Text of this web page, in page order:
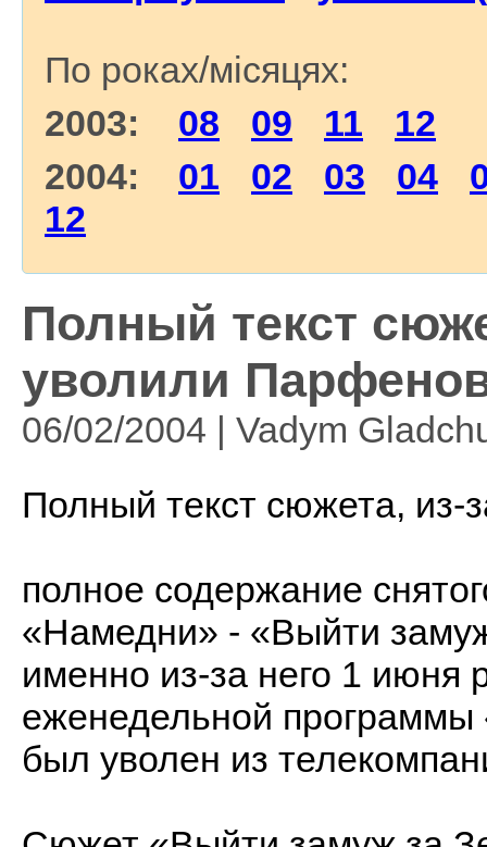
По роках/місяцях:
2003: 08 09 11
12
2004: 01 02 03 04
12
Полный текст
уволили
06/02/2004 | Vadym
Полный текст сюжета, из-
полное содержание
«Намедни» - «Выйти
именно из-за него 1 июня
еженедельной
был уволен из